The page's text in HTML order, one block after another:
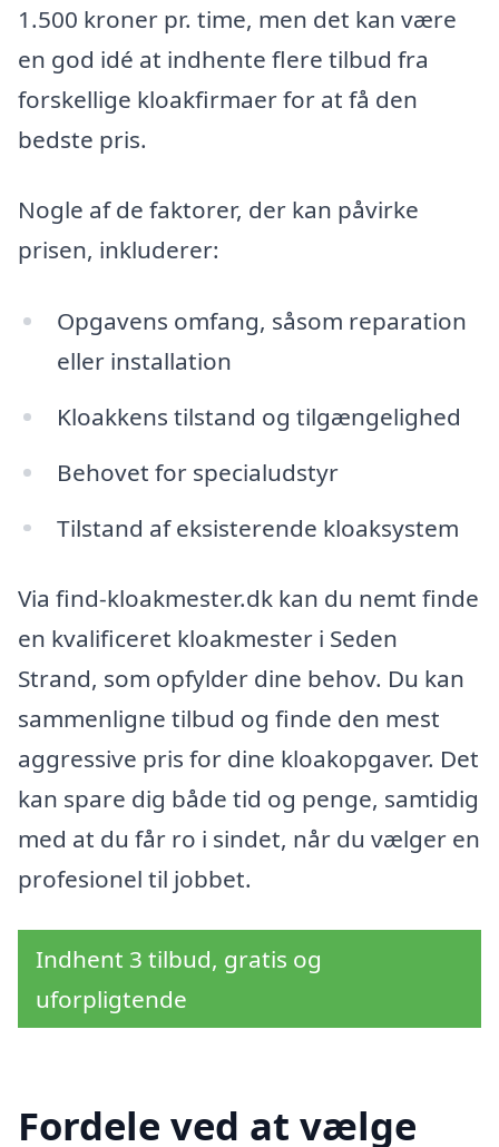
1.500 kroner pr. time, men det kan være
en god idé at indhente flere tilbud fra
forskellige kloakfirmaer for at få den
bedste pris.
Nogle af de faktorer, der kan påvirke
prisen, inkluderer:
Opgavens omfang, såsom reparation
eller installation
Kloakkens tilstand og tilgængelighed
Behovet for specialudstyr
Tilstand af eksisterende kloaksystem
Via find-kloakmester.dk kan du nemt finde
en kvalificeret kloakmester i Seden
Strand, som opfylder dine behov. Du kan
sammenligne tilbud og finde den mest
aggressive pris for dine kloakopgaver. Det
kan spare dig både tid og penge, samtidig
med at du får ro i sindet, når du vælger en
profesionel til jobbet.
Indhent 3 tilbud, gratis og
uforpligtende
Fordele ved at vælge